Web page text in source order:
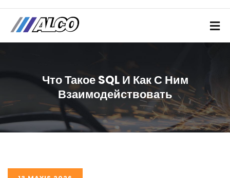
Что Такое SQL И Как С Ним
Взаимодействовать